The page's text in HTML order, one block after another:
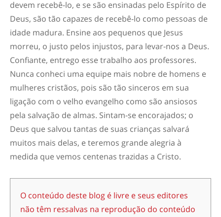
devem recebê-lo, e se são ensinadas pelo Espírito de
Deus, são tão capazes de recebê-lo como pessoas de
idade madura. Ensine aos pequenos que Jesus
morreu, o justo pelos injustos, para levar-nos a Deus.
Confiante, entrego esse trabalho aos professores.
Nunca conheci uma equipe mais nobre de homens e
mulheres cristãos, pois são tão sinceros em sua
ligação com o velho evangelho como são ansiosos
pela salvação de almas. Sintam-se encorajados; o
Deus que salvou tantas de suas crianças salvará
muitos mais delas, e teremos grande alegria à
medida que vemos centenas trazidas a Cristo.
O conteúdo deste blog é livre e seus editores
não têm ressalvas na reprodução do conteúdo